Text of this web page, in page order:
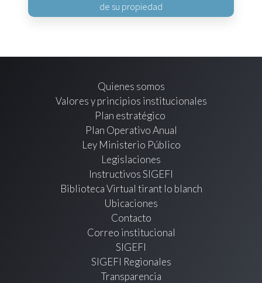
de su propiedad
Quienes somos
Valores y principios institucionales
Plan estratégico
Plan Operativo Anual
Ley Ministerio Público
Legislaciones
Instructivos SIGEFI
Biblioteca Virtual tirant lo blanch
Ubicaciones
Contacto
Correo institucional
SIGEFI
SIGEFI Regionales
Transparencia